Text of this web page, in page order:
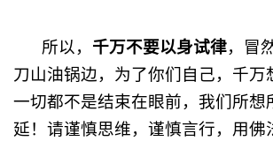
所以， 千万不要以身试律，冒
刀山油锅边，为了你们自己，千万
一切都不是结束在眼前，我们所想
延！请谨慎思维，谨慎言行，用佛